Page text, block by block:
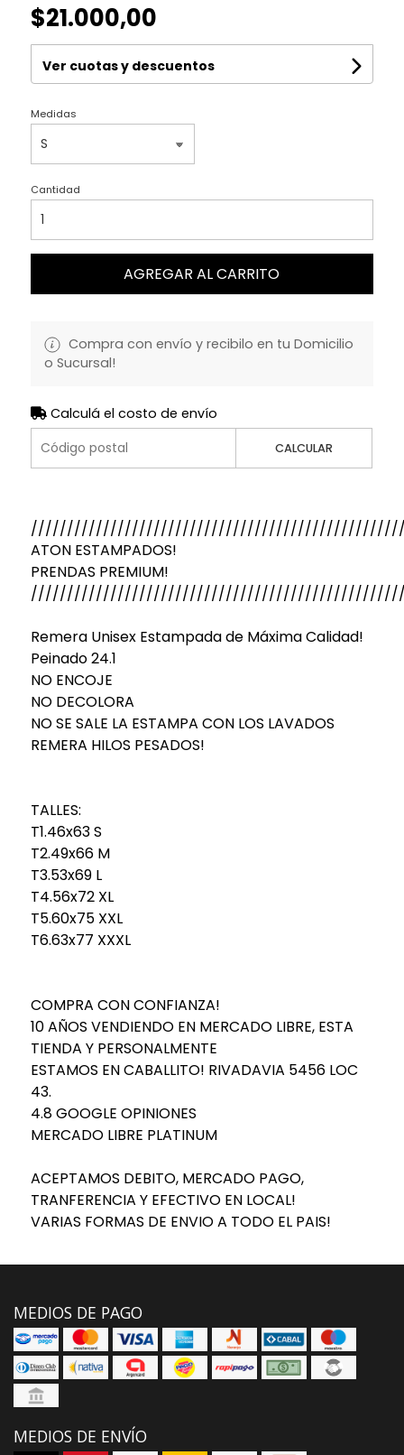
$21.000,00
Ver cuotas y descuentos
Medidas
Cantidad
AGREGAR AL CARRITO
Compra con envío y recibilo en tu Domicilio
o Sucursal!
Calculá el costo de envío
CALCULAR
ATON ESTAMPADOS!
PRENDAS PREMIUM!
Remera Unisex Estampada de Máxima Calidad!
Peinado 24.1
NO ENCOJE
NO DECOLORA
NO SE SALE LA ESTAMPA CON LOS LAVADOS
REMERA HILOS PESADOS!
TALLES:
T1.46x63 S
T2.49x66 M
T3.53x69 L
T4.56x72 XL
T5.60x75 XXL
T6.63x77 XXXL
COMPRA CON CONFIANZA!
10 AÑOS VENDIENDO EN MERCADO LIBRE, ESTA
TIENDA Y PERSONALMENTE
ESTAMOS EN CABALLITO! RIVADAVIA 5456 LOC
43.
4.8 GOOGLE OPINIONES
MERCADO LIBRE PLATINUM
ACEPTAMOS DEBITO, MERCADO PAGO,
TRANFERENCIA Y EFECTIVO EN LOCAL!
VARIAS FORMAS DE ENVIO A TODO EL PAIS!
MEDIOS DE PAGO
MEDIOS DE ENVÍO